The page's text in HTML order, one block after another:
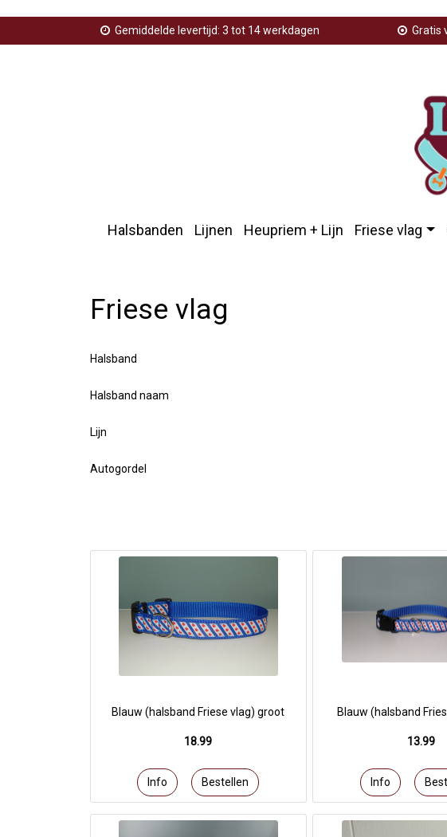
Gemiddelde levertijd: 3 tot 14 werkdagen Gratis
Halsbanden Lijnen Heupriem + Lijn Friese vlag
Friese vlag
Halsband
Halsband naam
Lijn
Autogordel
Blauw (halsband Friese vlag) groot
18.99
Blauw (halsband
13.99